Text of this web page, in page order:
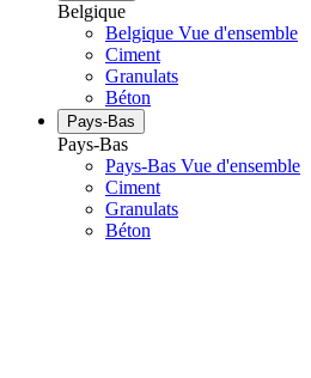
Belgique
Belgique Vue d'ensemble
Ciment
Granulats
Béton
Pays-Bas
Pays-Bas
Pays-Bas Vue d'ensemble
Ciment
Granulats
Béton